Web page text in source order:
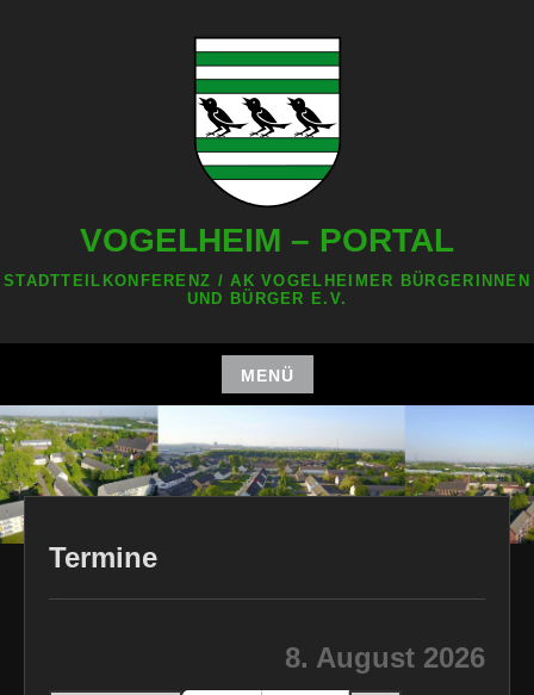
VOGELHEIM – PORTAL
STADTTEILKONFERENZ / AK VOGELHEIMER BÜRGERINNEN
UND BÜRGER E.V.
MENÜ
Zum
Inhalt
springen
Termine
8. August 2026